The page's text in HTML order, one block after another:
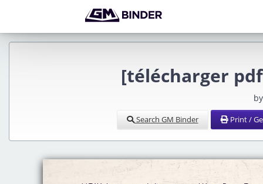
[télécharger
Search GM Binder Print /